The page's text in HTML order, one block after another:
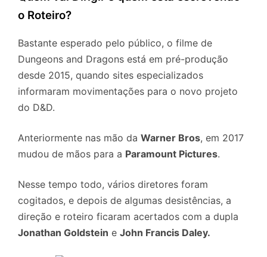
o Roteiro?
Bastante esperado pelo público, o filme de
Dungeons and Dragons está em pré-produção
desde 2015, quando sites especializados
informaram movimentações para o novo projeto
do D&D.
Anteriormente nas mão da Warner Bros, em 2017
mudou de mãos para a Paramount Pictures.
Nesse tempo todo, vários diretores foram
cogitados, e depois de algumas desistências, a
direção e roteiro ficaram acertados com a dupla
Jonathan Goldstein e John Francis Daley.